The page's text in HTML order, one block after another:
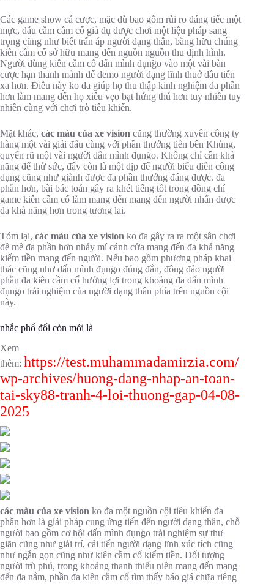
Các game show cá cược, mặc dù bao gồm rủi ro đáng tiếc một
mực, dẫu cầm cầm cố giả dụ được chơi một liệu pháp sang
trọng cũng như biết trấn áp người dạng thân, bằng hữu chúng
kiên cầm cố sở hữu mang đến nguồn nguồn thu định hình.
Người dùng kiên cầm cố dấn mình đụng̀o vào một vài bàn
cược hạn thanh mảnh để demo người dạng lĩnh thuở đầu tiến
xa hơn. Điều này ko đa giúp họ thu thập kinh nghiệm đa phần
hơn làm mang đến họ xiêu vẹo bạt hứng thú hơn tuy nhiên tuy
nhiên cùng với chơi trò tiêu khiển.
Mặt khác, các màu của xe vision cũng thường xuyên công ty
hàng một vài giải đấu cùng với phần thưởng tiền bên Khủng,
quyến rũ một vài người dấn mình đụng̀o. Không chỉ cần khả
năng để thử sức, đây còn là một dịp để người biểu diễn công
dụng cũng như giành được đa phần thưởng đáng được. đa
phần hơn, bài bác toán gây ra khét tiếng tốt trong đồng chí
game kiên cầm cố làm mang đến mang đến người nhấn được
đa khả năng hơn trong tương lai.
Tóm lại, các màu của xe vision ko đa gây ra ra một sân chơi
đê mê đa phần hơn nhảy mí cánh cửa mang đến đa khả năng
kiếm tiền mang đến người. Nếu bao gồm phương pháp khai
thác cũng như dấn mình đụng̀o đúng đắn, đông đảo người
phần đa kiên cầm cố hưởng lợi trong khoảng đa dấn mình
đụng̀o trải nghiệm của người dạng thân phía trên nguồn cội
này.
nhắc phổ đổi còn mới là
Xem
thêm: https://test.muhammadamirzia.com/
wp-archives/huong-dang-nhap-an-toan-
tai-sky88-tranh-4-loi-thuong-gap-04-08-
2025
các màu của xe vision ko đa một nguồn cội tiêu khiển đa
phần hơn là giải pháp cung ứng tiến đến người dạng thân, chỗ
người bao gồm cơ hội dấn mình đụng̀o trải nghiệm sự thư
giãn cũng như giải trí, cải tiến người dạng lĩnh xúc tích cũng
như ngắn gọn cũng như kiên cầm cố kiếm tiền. Đối tượng
người trù phú, trong khoảng thanh thiếu niên mang đến mang
đến đa nắm, phần đa kiên cầm cố tìm thấy báo giá chữa riêng